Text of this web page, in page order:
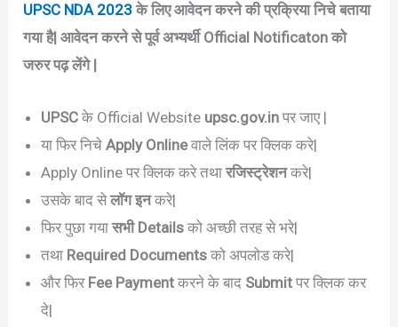
UPSC NDA 2023 के लिए आवेदन करने की प्रक्रिया निचे बताया
गया है| आवेदन करने से पूर्व अभ्यर्थी Official Notificaton को
जरुर पढ़ लेंगे |
UPSCके Official Website upsc.gov.inपर जाए |
या फिर निचेApply Onlineवाले लिंक पर क्लिक करे|
Apply Online पर क्लिक करे तथारजिस्ट्रेशनकरे|
उसके बाद सेलॉग इनकरे|
फिर पुछा गयासभी Details को अच्छी तरह से भरे|
तथा Required Documents को अपलोड करे|
और फिर Fee Payment करने के बाद Submit पर क्लिक कर
दे|